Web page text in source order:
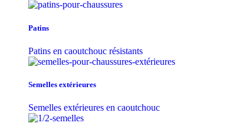
Patins
Patins en caoutchouc résistants
Semelles extérieures
Semelles extérieures en caoutchouc